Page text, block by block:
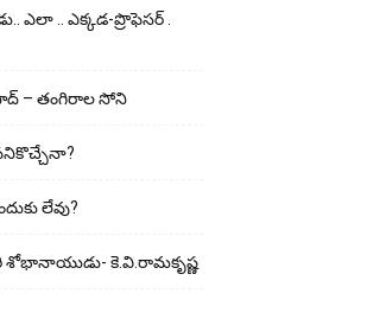
ఎలా .. ఎక్క‌డ‌-ప్రొఫెసర్ .
– తంగిరాల సోని
లేవు?
కె.వి.రామకృష్ణ